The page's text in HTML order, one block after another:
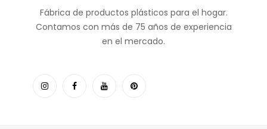
Fábrica de productos plásticos para el hogar.
Contamos con más de 75 años de experiencia
en el mercado.